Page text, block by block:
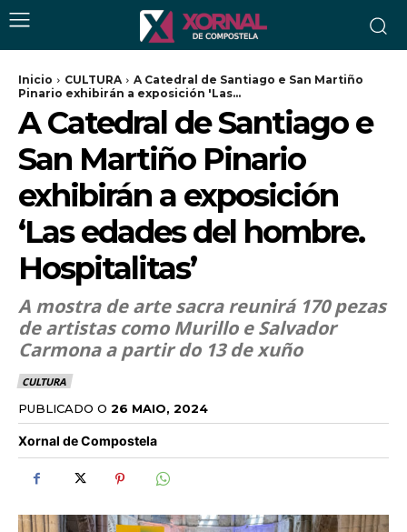
Inicio CULTURA
A Catedral de Santiago e San Martiño
Pinario exhibirán a exposición 'Las...
A Catedral de Santiago e
San Martiño Pinario
exhibirán a exposición
‘Las edades del hombre.
Hospitalitas’
A mostra de arte sacra reunirá 170 pezas
de artistas como Murillo e Salvador
Carmona a partir do 13 de xuño
CULTURA
PUBLICADO O 26 MAIO, 2024
Xornal de Compostela